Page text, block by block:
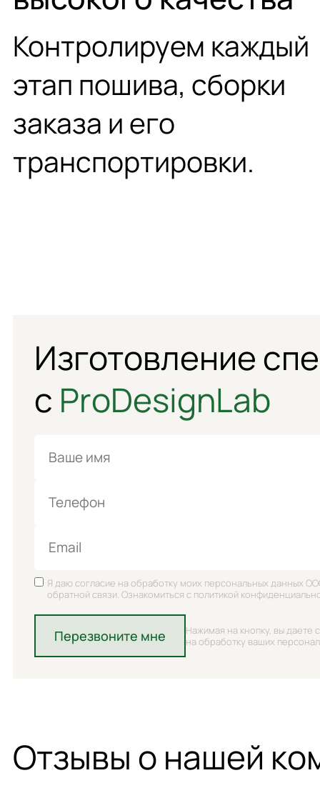
Контролируем каждый
этап пошива, сборки
заказа и его
транспортировки.
Изготовление
с ProDesignLab
Я даю согласие на обработку моих персональных данных
обратной связи. Ознакомиться с политикой
Перезвоните мне
Нажимая на кнопку, вы даете
на обработку ваших
Отзывы о нашей